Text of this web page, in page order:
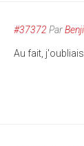
#37372 ParBenji
Au fait,